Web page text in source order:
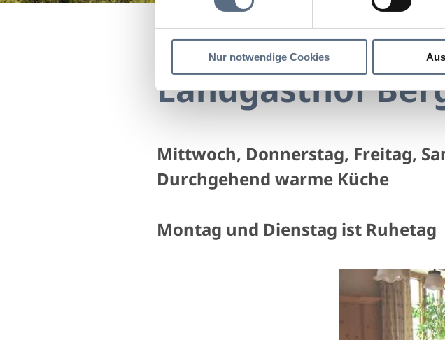
Nur notwendige Cookies
Landgasthof
Mittwoch, Donnerstag, Freitag,
Durchgehend warme Küche
Montag und Dienstag ist Ruhetag